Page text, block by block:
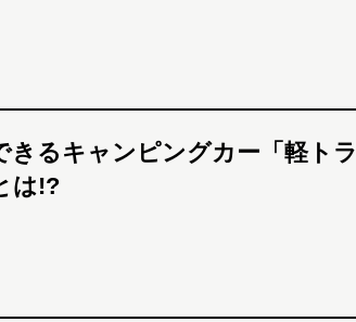
きるキャンピングカー「軽トラ
は!?